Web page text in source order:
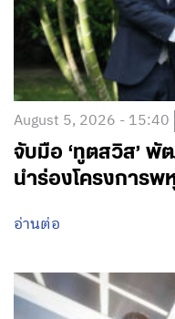
August 5, 2026 - 15:40
จับมือ ‘ทูตสวิส’ พั
นำร่องโครงการพ
อ่านต่อ